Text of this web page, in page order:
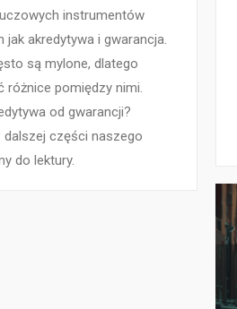
instrumentów
jak akredytywa i gwarancja.
są mylone, dlatego
różnice pomiędzy nimi.
od gwarancji?
części naszego
do lektury.